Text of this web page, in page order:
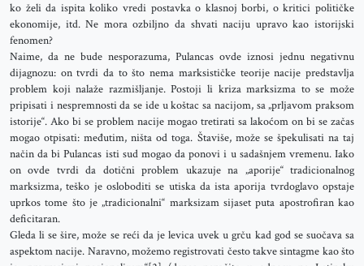
ko želi da ispita koliko vredi postavka o klasnoj borbi, o kritici političke
ekonomije, itd. Ne mora ozbiljno da shvati naciju upravo kao istorijski
fenomen?
Naime, da ne bude nesporazuma, Pulancas ovde iznosi jednu negativnu
dijagnozu: on tvrdi da to što nema marksističke teorije nacije predstavlja
problem koji nalaže razmišljanje. Postoji li kriza marksizma to se može
pripisati i nespremnosti da se ide u koštac sa nacijom, sa „prljavom praksom
istorije“. Ako bi se problem nacije mogao tretirati sa lakoćom on bi se začas
mogao otpisati: međutim, ništa od toga. Štaviše, može se špekulisati na taj
način da bi Pulancas isti sud mogao da ponovi i u sadašnjem vremenu. Iako
on ovde tvrdi da dotični problem ukazuje na „aporije“ tradicionalnog
marksizma, teško je osloboditi se utiska da ista aporija tvrdoglavo opstaje
uprkos tome što je „tradicionalni“ marksizam sijaset puta apostrofiran kao
deficitaran.
Gleda li se šire, može se reći da je levica uvek u grču kad god se suočava sa
aspektom nacije. Naravno, možemo registrovati često takve sintagme kao što